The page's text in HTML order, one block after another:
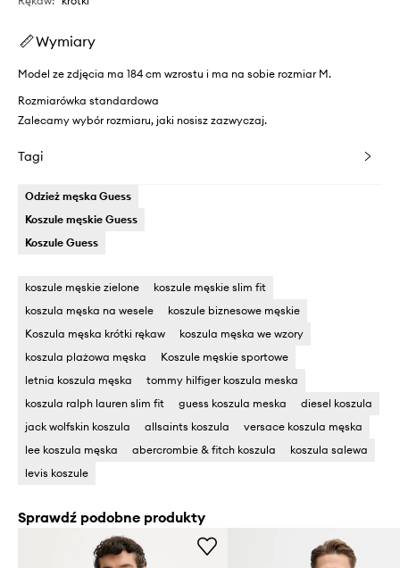
Wymiary
Model ze zdjęcia ma 184 cm wzrostu i ma na sobie rozmiar M.
Rozmiarówka standardowa
Zalecamy wybór rozmiaru, jaki nosisz zazwyczaj.
Tagi
Odzież męska Guess
Koszule męskie Guess
Koszule Guess
koszule męskie zielone
koszule męskie slim fit
koszula męska na wesele
koszule biznesowe męskie
Koszula męska krótki rękaw
koszula męska we wzory
koszula plażowa męska
Koszule męskie sportowe
letnia koszula męska
tommy hilfiger koszula meska
koszula ralph lauren slim fit
guess koszula meska
diesel koszula
jack wolfskin koszula
allsaints koszula
versace koszula męska
lee koszula męska
abercrombie & fitch koszula
koszula salewa
levis koszule
Sprawdź podobne produkty